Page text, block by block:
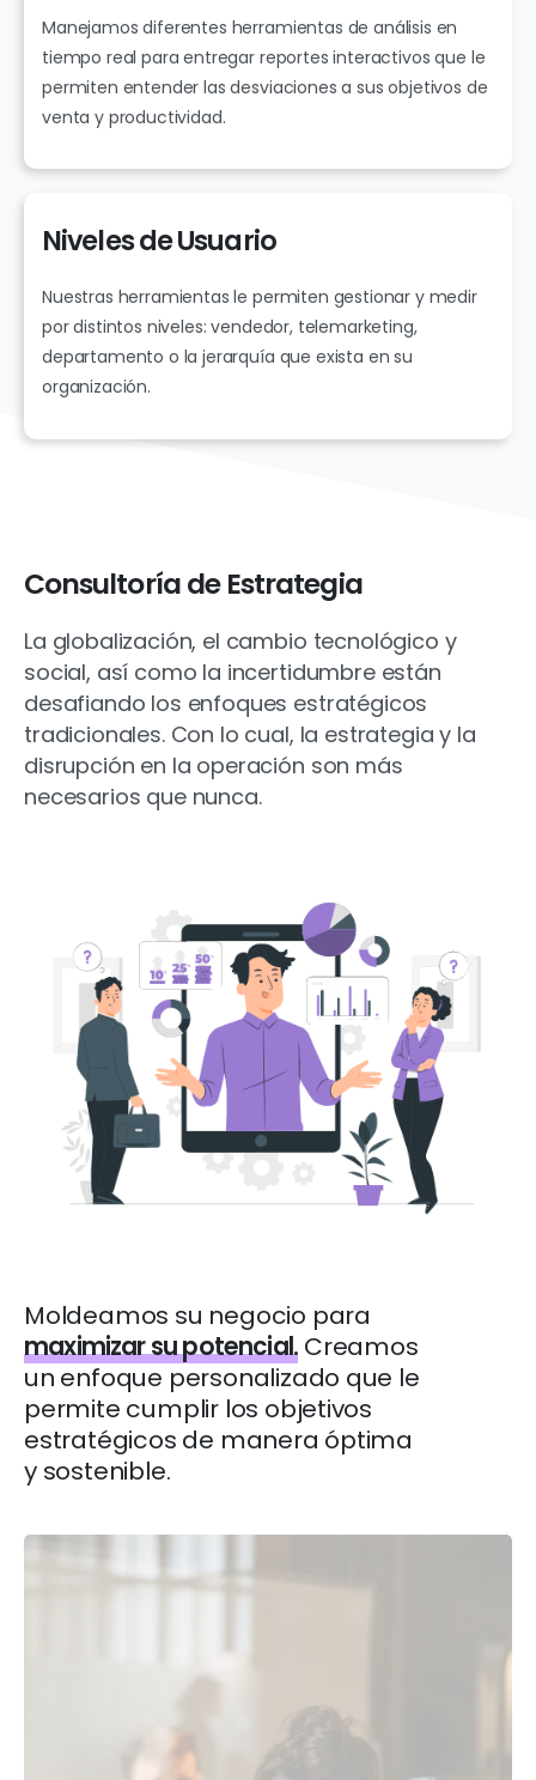
Manejamos diferentes herramientas de análisis en
tiempo real para entregar reportes interactivos que le
permiten entender las desviaciones a sus objetivos de
venta y productividad.
NivelesdeUsuario
Nuestras herramientas le permiten gestionar y medir
por distintos niveles: vendedor, telemarketing,
departamento o la jerarquía que exista en su
organización.
Consultoríade Estrategia
La globalización, el cambio tecnológico y
social, así como la incertidumbre están
desafiando los enfoques estratégicos
tradicionales. Con lo cual, la estrategia y la
disrupción en la operación son más
necesarios que nunca.
Moldeamos su negocio para
maximizar su potencial. Creamos
un enfoque personalizado que le
permite cumplir los objetivos
estratégicos de manera óptima
y sostenible.